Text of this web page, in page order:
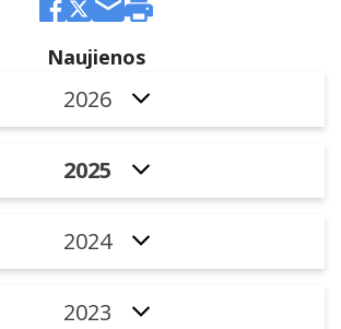
Naujienos
2026
2025
2024
2023